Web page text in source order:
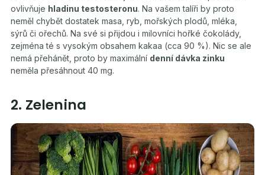
ovlivňuje hladinu testosteronu. Na vašem talíři by proto
neměl chybět dostatek masa, ryb, mořských plodů, mléka,
sýrů či ořechů. Na své si přijdou i milovníci hořké čokolády,
zejména té s vysokým obsahem kakaa (cca 90 %). Nic se ale
nemá přehánět, proto by maximální denní dávka zinku
neměla přesáhnout 40 mg.
2. Zelenina